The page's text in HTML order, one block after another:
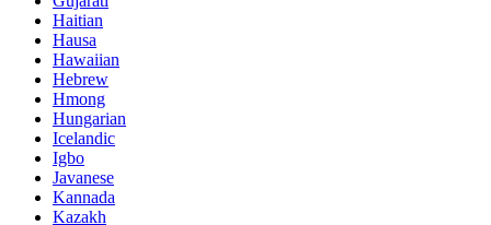
Haitian
Hausa
Hawaiian
Hebrew
Hmong
Hungarian
Icelandic
Igbo
Javanese
Kannada
Kazakh